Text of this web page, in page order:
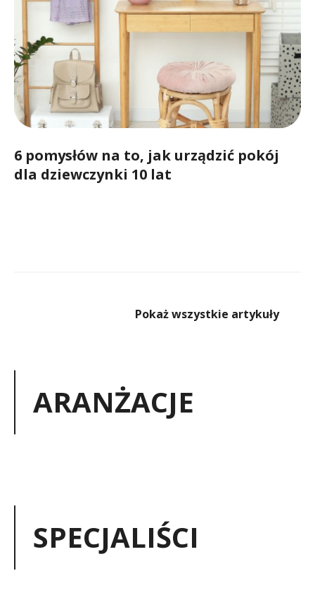
6 pomysłów na to, jak urządzić pokój
dla dziewczynki 10 lat
Pokaż wszystkie artykuły
ARANŻACJE
SPECJALIŚCI